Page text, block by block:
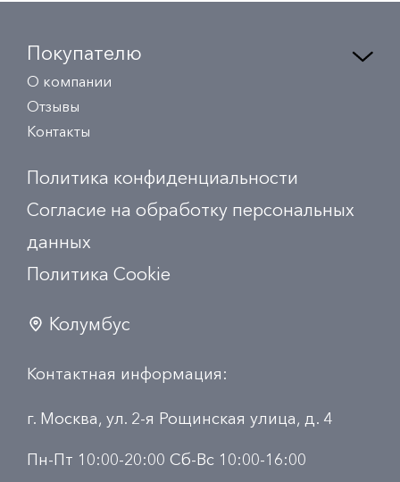
Покупателю
О компании
Отзывы
Контакты
Политика конфиденциальности
Согласие на обработку персональных
данных
Политика Сookie
Колумбус
Контактная информация:
г. Москва, ул. 2-я Рощинская улица, д. 4
Пн-Пт 10:00-20:00 Сб-Вс 10:00-16:00